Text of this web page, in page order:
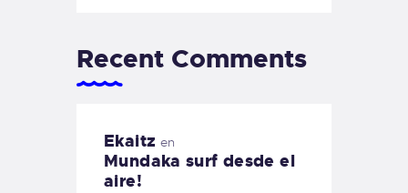
Recent Comments
Ekaitz en
Mundaka surf desde el
aire!